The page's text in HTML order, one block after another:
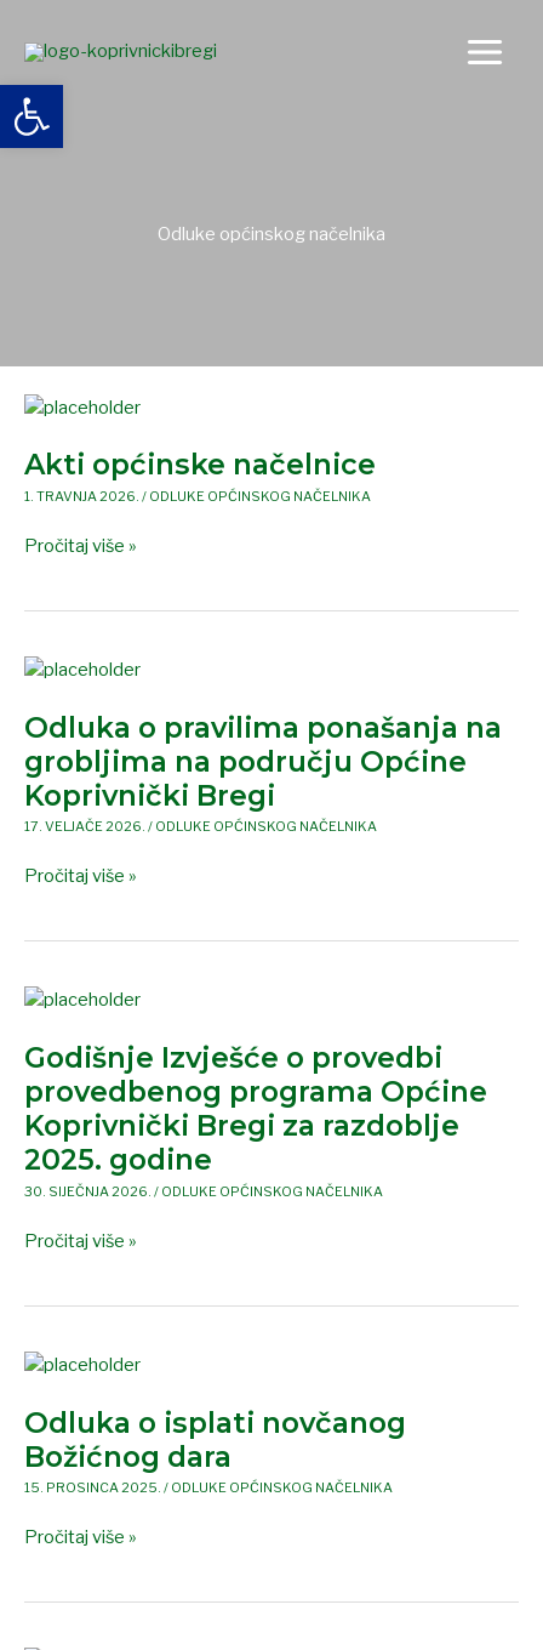
Open toolbar
content
Odluke općinskog načelnika
Akti općinske načelnice
1. TRAVNJA 2026. / ODLUKE OPĆINSKOG NAČELNIKA
Akti
načelnice
Pročitaj više »
Odluka o pravilima ponašanja na
grobljima na području Općine
Koprivnički Bregi
17. VELJAČE 2026. / ODLUKE OPĆINSKOG NAČELNIKA
Odluka
pravilima
ponašanja
na
grobljima
na
Općine
Bregi
Pročitaj više »
Godišnje Izvješće o provedbi
provedbenog programa Općine
Koprivnički Bregi za razdoblje
2025. godine
30. SIJEČNJA 2026. / ODLUKE OPĆINSKOG NAČELNIKA
Godišnje
o
provedbi
provedbenog
programa
Općine
Koprivnički
za
2025.
Pročitaj više »
Odluka o isplati novčanog
Božićnog dara
15. PROSINCA 2025. / ODLUKE OPĆINSKOG NAČELNIKA
Odluka
isplati
novčanog
Božićnog
Pročitaj više »